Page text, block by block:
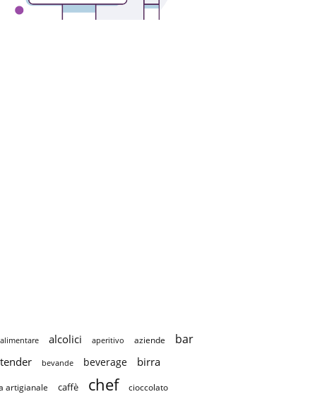
alcolici aperitivo aziende bar
bevande beverage birra
artigianale caffè chef cioccolato